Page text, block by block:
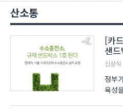
산소통
[카
샌
신상
정부
육성